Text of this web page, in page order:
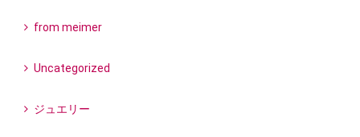
from meimer
Uncategorized
ジュエリー